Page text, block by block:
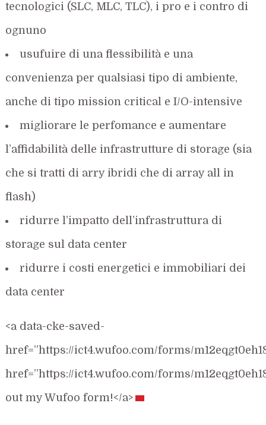
tecnologici (SLC, MLC, TLC), i pro e i contro di
ognuno
usufuire di una flessibilità e una
convenienza per qualsiasi tipo di ambiente,
anche di tipo mission critical e I/O-intensive
migliorare le perfomance e aumentare
l’affidabilità delle infrastrutture di storage (sia
che si tratti di arry ibridi che di array all in
flash)
ridurre l’impatto dell’infrastruttura di
storage sul data center
ridurre i costi energetici e immobiliari dei
data center
<a data-cke-saved-
href=”https://ict4.wufoo.com/forms/
href=”https://ict4.wufoo.com/forms/
out my Wufoo form!</a>